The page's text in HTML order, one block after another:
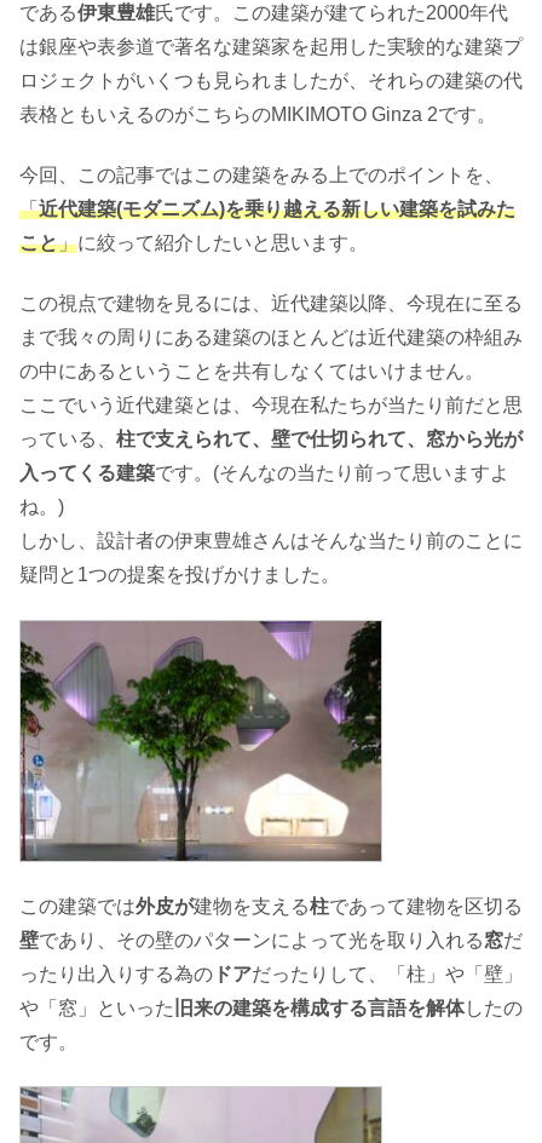
である伊東豊雄氏です。この建築が建てられた2000年代
は銀座や表参道で著名な建築家を起用した実験的な建築プ
ロジェクトがいくつも見られましたが、それらの建築の代
表格ともいえるのがこちらのMIKIMOTO Ginza 2です。
今回、この記事ではこの建築をみる上でのポイントを、
「近代建築(モダニズム)を乗り越える新しい建築を試みた
こと」に絞って紹介したいと思います。
この視点で建物を見るには、近代建築以降、今現在に至る
まで我々の周りにある建築のほとんどは近代建築の枠組み
の中にあるということを共有しなくてはいけません。
ここでいう近代建築とは、今現在私たちが当たり前だと思
っている、 柱で支えられて、壁で仕切られて、窓から光が
入ってくる建築です。(そんなの当たり前って思いますよ
ね。)
しかし、設計者の伊東豊雄さんはそんな当たり前のことに
疑問と1つの提案を投げかけました。
この建築では外皮が建物を支える柱であって建物を区切る
壁であり、その壁のパターンによって光を取り入れる窓だ
ったり出入りする為の ドアだったりして、「柱」や「壁」
や「窓」といった 旧来の建築を構成する言語を解体したの
です。